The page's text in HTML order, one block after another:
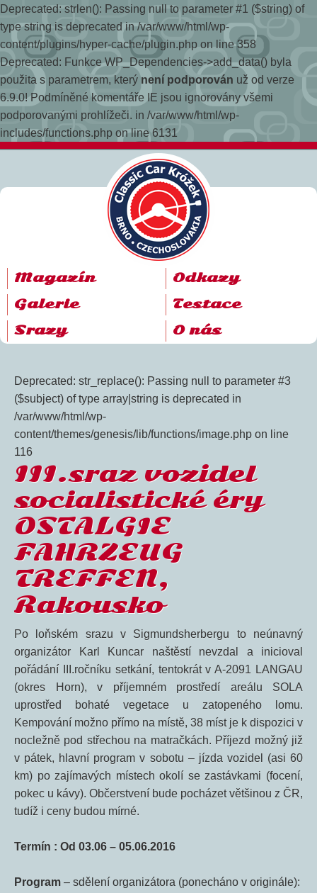
Deprecated: strlen(): Passing null to parameter #1 ($string) of
type string is deprecated in /var/www/html/wp-
content/plugins/hyper-cache/plugin.php on line 358
Deprecated: Funkce WP_Dependencies->add_data() byla
použita s parametrem, který není podporován už od verze
6.9.0! Podmíněné komentáře IE jsou ignorovány všemi
podporovanými prohlížeči. in /var/www/html/wp-
includes/functions.php on line 6131
Magazín
Galerie
Srazy
Odkazy
Testace
O nás
Deprecated: str_replace(): Passing null to parameter #3
($subject) of type array|string is deprecated in
/var/www/html/wp-
content/themes/genesis/lib/functions/image.php on line
116
III.sraz vozidel
socialistické éry
OSTALGIE
FAHRZEUG
TREFFEN,
Rakousko
Po loňském srazu v Sigmundsherbergu to neúnavný
organizátor Karl Kuncar naštěstí nevzdal a inicioval
pořádání III.ročníku setkání, tentokrát v A-2091 LANGAU
(okres Horn), v příjemném prostředí areálu SOLA
uprostřed bohaté vegetace u zatopeného lomu.
Kempování možno přímo na místě, 38 míst je k dispozici v
nocležně pod střechou na matračkách. Příjezd možný již
v pátek, hlavní program v sobotu – jízda vozidel (asi 60
km) po zajímavých místech okolí se zastávkami (focení,
pokec u kávy). Občerstvení bude pocházet většinou z ČR,
tudíž i ceny budou mírné.
Termín : Od 03.06 – 05.06.2016
Program – sdělení organizátora (ponecháno v originále):